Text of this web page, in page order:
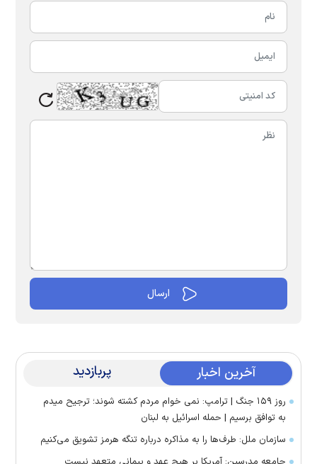
آخرین اخبار پربازدید
روز ۱۵۹ جنگ | ترامپ: نمی خوام مردم کشته شوند؛ ترجیح میدم
به توافق برسیم | حمله اسرائیل به لبنان
سازمان ملل: طرف‌ها را به مذاکره درباره تنگه هرمز تشویق می‌کنیم